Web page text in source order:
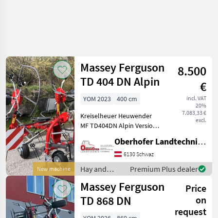
New machine
Massey Ferguson
TD 404 DN Alpin
8.500
€
incl. VAT
20%
7.083,33 €
excl.
YOM 2023
400 cm
Kreiselheuer Heuwender
MF TD404DN Alpin Version
Schwenkbock Arbeitsbreite
4, 00m 4 Kreisel 5
Zinkenarme je Kreisel
Bereifung 15/6.00-6 vie
Oberhofer Landtechnik GmbH
6130 Schwaz
Hay and
forage
equipment /
Massey
Ferguson
Premium Plus dealer
Massey Ferguson
TD 868 DN
Price
on
request